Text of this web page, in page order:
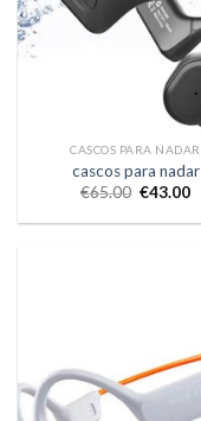
CASCOS PARA NADAR
cascos para nadar
€65.00 €43.00